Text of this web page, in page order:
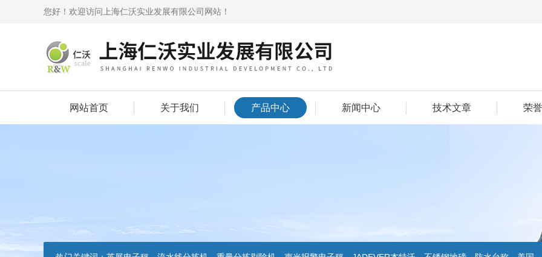
您好！欢迎访问上海仁沃实业发展有限公司网站！
网站首页 关于我们 产品中心 新闻中心 技术文章 荣